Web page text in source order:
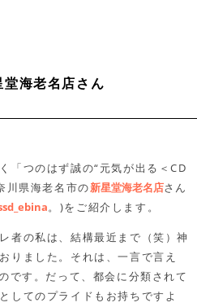
海老名店さん
「つのはず誠の“元気が出る＜CD
川県海老名市の新星堂海老名店さん
。)をご紹介します。
者の私は、結構最近まで（笑）神
りました。それは、一言で言え
です。だって、都会に分類されて
してのプライドもお持ちですよ